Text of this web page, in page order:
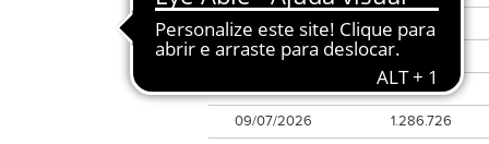
14/07/2026
2.163.578
13/07/2026
2.435.048
10/07/2026
2.443.320
09/07/2026
1.286.726